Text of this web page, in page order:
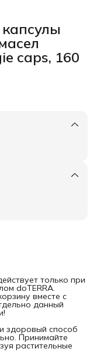
caps, 160
только при
doTERRA.
вместе с
данный
здоровый способ
Принимайте
растительные